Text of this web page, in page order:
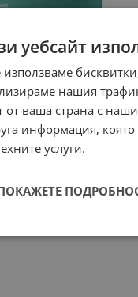
уебсайт
нашия
от ваша страна с
информация,
услуги.